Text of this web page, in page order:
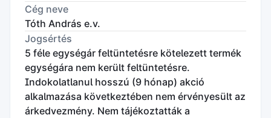
Cég neve
Tóth András e.v.
Jogsértés
5 féle egységár feltüntetésre kötelezett termék
egységára nem került feltüntetésre.
Indokolatlanul hosszú (9 hónap) akció
alkalmazása következtében nem érvényesült az
árkedvezmény. Nem tájékoztatták a